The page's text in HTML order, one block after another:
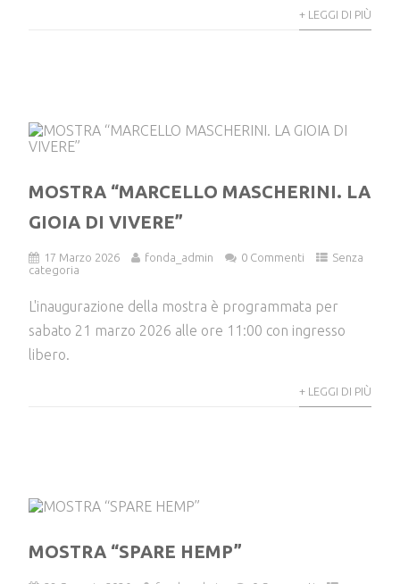
+ LEGGI DI PIÙ
MOSTRA “MARCELLO MASCHERINI. LA
GIOIA DI VIVERE”
17 Marzo 2026 fonda_admin 0 Commenti
Senza
categoria
L'inaugurazione della mostra è programmata per
sabato 21 marzo 2026 alle ore 11:00 con ingresso
libero.
+ LEGGI DI PIÙ
MOSTRA “SPARE HEMP”